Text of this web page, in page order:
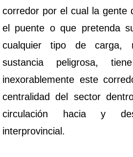
corredor por el cual la gente
el puente o que pretenda
cualquier tipo de
sustancia peligrosa,
inexorablemente este
centralidad del sector
circulación hacia y
interprovincial.